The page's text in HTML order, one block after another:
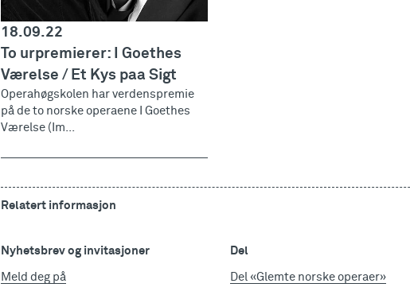
18.09.22
To urpremierer: I Goethes
Værelse / Et Kys paa Sigt
Operahøgskolen har verdenspremie
på de to norske operaene I Goethes
Værelse (Im...
Relatert informasjon
Nyhetsbrev og invitasjoner
Meld deg på
Del
Del «Glemte norske operaer»